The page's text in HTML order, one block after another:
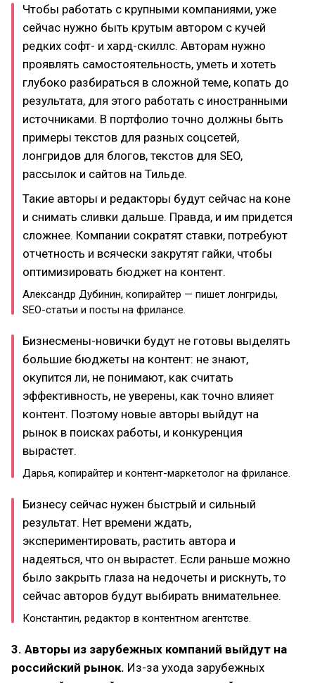
Чтобы работать с крупными компаниями, уже
сейчас нужно быть крутым автором с кучей
редких софт- и хард-скиллс. Авторам нужно
проявлять самостоятельность, уметь и хотеть
глубоко разбираться в сложной теме, копать до
результата, для этого работать с иностранными
источниками. В портфолио точно должны быть
примеры текстов для разных соцсетей,
лонгридов для блогов, текстов для SEO,
рассылок и сайтов на Тильде.
Такие авторы и редакторы будут сейчас на коне
и снимать сливки дальше. Правда, и им придется
сложнее. Компании сократят ставки, потребуют
отчетность и всячески закрутят гайки, чтобы
оптимизировать бюджет на контент.
Александр Дубинин, копирайтер — пишет лонгриды,
SEO-статьи и посты на фрилансе.
Бизнесмены-новички будут не готовы выделять
большие бюджеты на контент: не знают,
окупится ли, не понимают, как считать
эффективность, не уверены, как точно влияет
контент. Поэтому новые авторы выйдут на
рынок в поисках работы, и конкуренция
вырастет.
Дарья, копирайтер и контент-маркетолог на фрилансе.
Бизнесу сейчас нужен быстрый и сильный
результат. Нет времени ждать,
экспериментировать, растить автора и
надеяться, что он вырастет. Если раньше можно
было закрыть глаза на недочеты и рискнуть, то
сейчас авторов будут выбирать внимательнее.
Константин, редактор в контентном агентстве.
3. Авторы из зарубежных компаний выйдут на
российский рынок. Из-за ухода зарубежных